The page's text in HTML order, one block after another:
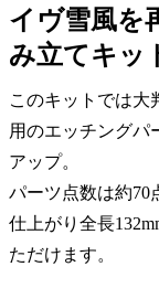
イヴ雪風を
み立てキッ
このキットでは大
用のエッチングパ
アップ。
パーツ点数は約70
仕上がり全長
ただけます。